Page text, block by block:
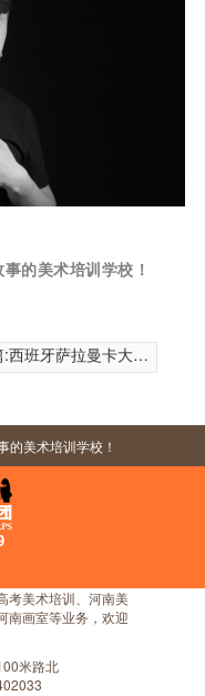
的美术培训学校！
:西班牙萨拉曼卡大学指定招生机构
的美术培训学校！
考美术培训、河南美
南画室等业务，欢迎
米路北